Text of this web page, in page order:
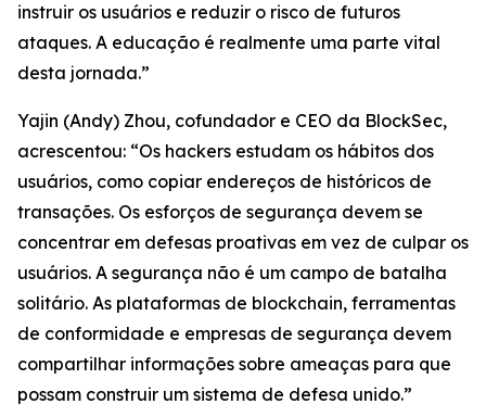
instruir os usuários e reduzir o risco de futuros
ataques. A educação é realmente uma parte vital
desta jornada.”
Yajin (Andy) Zhou, cofundador e CEO da BlockSec,
acrescentou: “Os hackers estudam os hábitos dos
usuários, como copiar endereços de históricos de
transações. Os esforços de segurança devem se
concentrar em defesas proativas em vez de culpar os
usuários. A segurança não é um campo de batalha
solitário. As plataformas de blockchain, ferramentas
de conformidade e empresas de segurança devem
compartilhar informações sobre ameaças para que
possam construir um sistema de defesa unido.”